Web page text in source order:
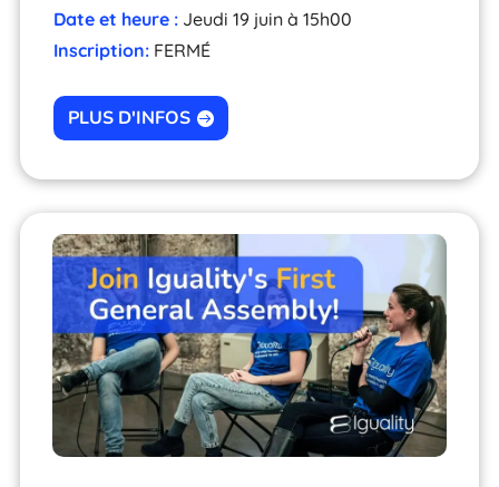
Date et heure : Jeudi 19 juin à 15h00
Inscription: FERMÉ
PLUS D'INFOS